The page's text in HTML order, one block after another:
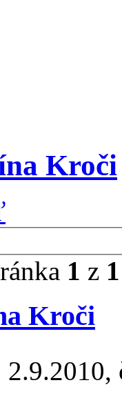
Kroči
1 z 1
Kroči
2.9.2010,